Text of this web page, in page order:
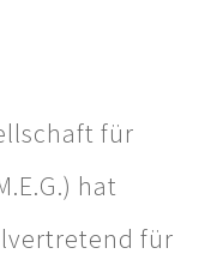
für
hat
für